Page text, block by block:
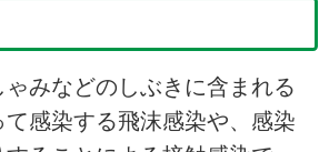
みなどのしぶきに含まれる
て感染する飛沫感染や、感染